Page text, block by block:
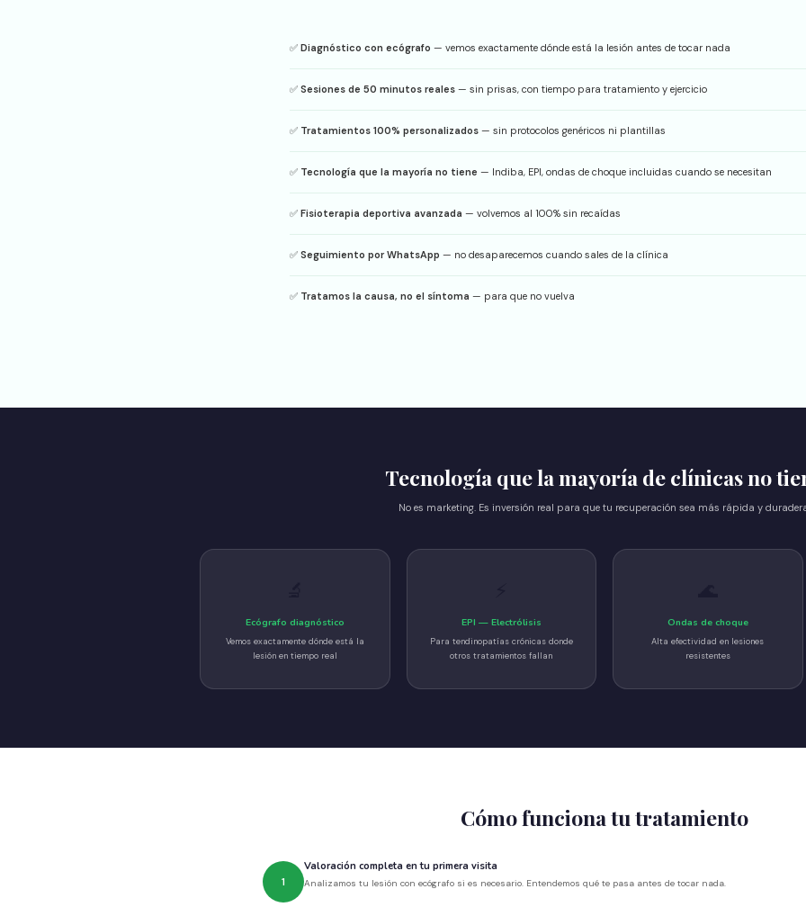
✅ Diagnóstico con ecógrafo — vemos exactamente dónde está la lesión antes de tocar nada
✅ Sesiones de 50 minutos reales — sin prisas, con tiempo para tratamiento y ejercicio
✅ Tratamientos 100% personalizados — sin protocolos genéricos ni plantillas
✅ Tecnología que la mayoría no tiene — Indiba, EPI, ondas de choque incluidas cuando se necesitan
✅ Fisioterapia deportiva avanzada — volvemos al 100% sin recaídas
✅ Seguimiento por WhatsApp — no desaparecemos cuando sales de la clínica
✅ Tratamos la causa, no el síntoma — para que no vuelva
Tecnología que la mayoría de clínicas no
No es marketing. Es inversión real para que tu recuperación sea más rápida y
Ecógrafo diagnóstico
Vemos exactamente dónde está la
lesión en tiempo real
EPI — Electrólisis
Para tendinopatías crónicas donde
otros tratamientos fallan
Ondas de choque
Alta efectividad en lesiones
resistentes
Cómo funciona tu tratamiento
1
Valoración completa en tu primera visita
Analizamos tu lesión con ecógrafo si es necesario. Entendemos qué te pasa antes de tocar nada.